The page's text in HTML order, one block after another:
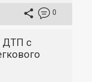
0
ДТП с